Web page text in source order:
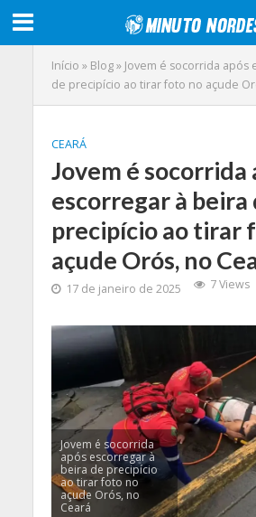
Início » Blog» Jovem é socorrida após
de precipício ao tirar foto no açude
CEARÁ
Jovem é socorrida
escorregar à beira
precipício ao tirar
açude Orós, no
17 de janeiro de 2025 7 Views
Jovem é socorrida
após escorregar à
beira de precipício
ao tirar foto no
açude Orós, no
Ceará